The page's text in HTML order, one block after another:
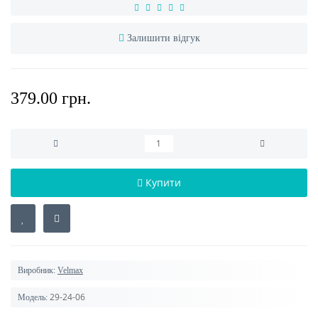
Залишити відгук
379.00 грн.
Купити
Виробник: Velmax
Модель: 29-24-06